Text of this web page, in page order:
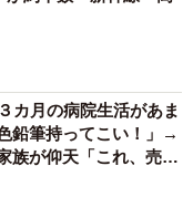
ころ、ちょうど
庫県姫路市にある境
なさそうです。しか
中河町橋は2車線の
月の病院生活があま
鉛筆持ってこい！」→
族が仰天「これ、売れ